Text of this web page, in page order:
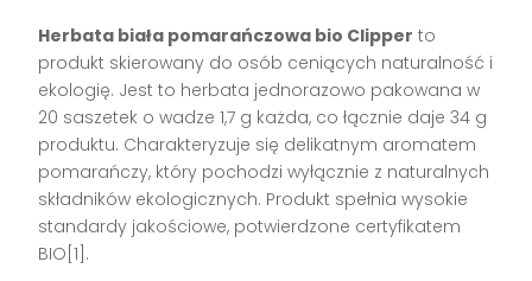
Herbata biała pomarańczowa bio Clipper to
produkt skierowany do osób ceniących naturalność i
ekologię. Jest to herbata jednorazowo pakowana w
20 saszetek o wadze 1,7 g każda, co łącznie daje 34 g
produktu. Charakteryzuje się delikatnym aromatem
pomarańczy, który pochodzi wyłącznie z naturalnych
składników ekologicznych. Produkt spełnia wysokie
standardy jakościowe, potwierdzone certyfikatem
BIO[1].